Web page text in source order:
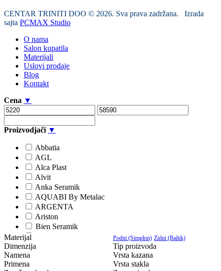
CENTAR TRINITI DOO © 2026. Sva prava zadržana. Izrada
sajta PCMAX Studio
O nama
Salon kupatila
Materijali
Uslovi prodaje
Blog
Kontakt
Cena ▼
Proizvodjači ▼
Abbatia
AGL
Alca Plast
Alvit
Anka Seramik
AQUABI By Metalac
ARGENTA
Ariston
Bien Seramik
Materijal
Dimenzija
Namena
Primena
Podni (Simplon) Zidni (Baltik)
Tip proizvoda
Vrsta kazana
Vrsta stakla